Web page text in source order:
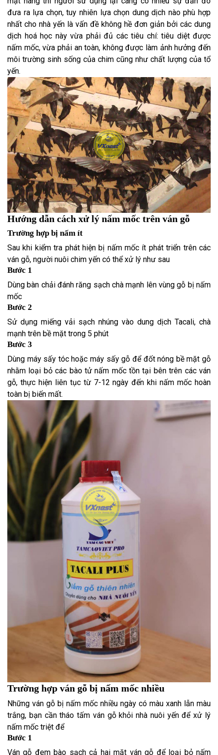
đưa ra lựa chọn, tuy nhiên lựa chọn dung dịch nào phù hợp
nhất cho nhà yến là vấn đề không hề đơn giản bởi các dung
dịch hoá học này vừa phải đủ các tiêu chí: tiêu diệt được
nấm mốc, vừa phải an toàn, không được làm ảnh hưởng đến
môi trường sinh sống của chim cũng như chất lượng của tổ
yến.
Hướng dẫn cách xử lý nấm mốc trên ván gỗ
Trường hợp bị nấm ít
Sau khi kiểm tra phát hiện bị nấm mốc ít phát triển trên các
ván gỗ, người nuôi chim yến có thể xử lý như sau
Bước 1
Dùng bàn chải đánh răng sạch chà mạnh lên vùng gỗ bị nấm
mốc
Bước 2
Sử dụng miếng vải sạch nhúng vào dung dịch Tacali, chà
mạnh trên bề mặt trong 5 phút
Bước 3
Dùng máy sấy tóc hoặc máy sấy gỗ để đốt nóng bề mặt gỗ
nhằm loại bỏ các bào tử nấm mốc tồn tại bên trên các ván
gỗ, thực hiện liên tục từ 7-12 ngày đến khi nấm mốc hoàn
toàn bị biến mất.
Trường hợp ván gỗ bị nấm mốc nhiều
Những ván gỗ bị nấm mốc nhiều ngày có màu xanh lẫn màu
trắng, bạn cần tháo tấm ván gỗ khỏi nhà nuôi yến để xử lý
nấm mốc triệt để
Bước 1
Ván gỗ đem bào sạch cả hai mặt ván gỗ để loại bỏ nấm